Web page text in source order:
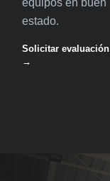
equipos en buen
estado.
Solicitar evaluación
→